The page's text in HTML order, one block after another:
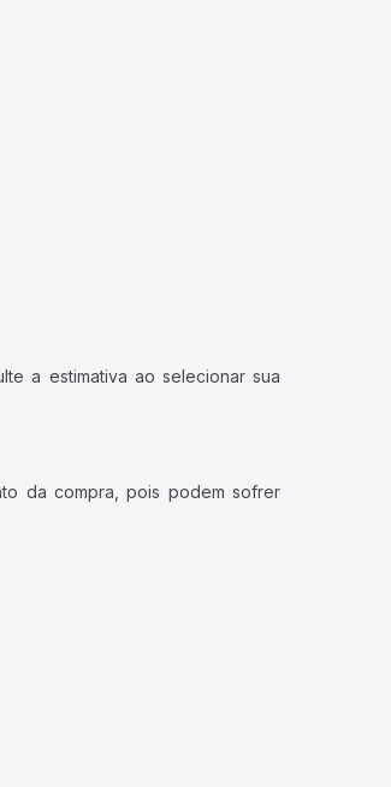
a estimativa ao selecionar sua
da compra, pois podem sofrer